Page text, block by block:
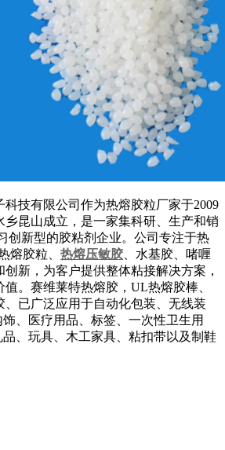
科技有限公司作为热熔胶粒厂家于2009
乡昆山成立，是一家集科研、生产和销
创新型的胶粘剂企业。公司专注于热
熔胶粒、 热熔压敏胶 、水基胶、啫喱
新，为客户提供整体粘接解决方案，
。赛维莱特热熔胶，UL热熔胶棒、
、已广泛应用于自动化包装、无线装
、医疗用品、标签、一次性卫生用
、玩具、木工家具、粘扣带以及制鞋